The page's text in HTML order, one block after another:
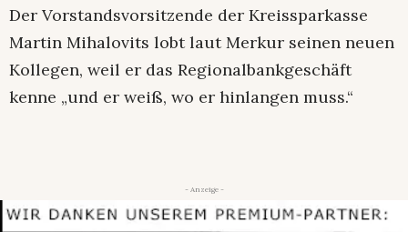
Der Vorstandsvorsitzende der Kreissparkasse
Martin Mihalovits lobt laut Merkur seinen neuen
Kollegen, weil er das Regionalbankgeschäft
kenne „und er weiß, wo er hinlangen muss.“
- Anzeige -